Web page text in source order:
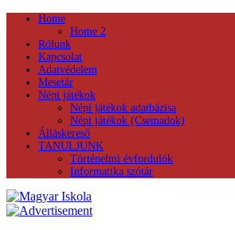
Home
Home 2
Rólunk
Kapcsolat
Adatvédelem
Mesetár
Népi játékok
Népi játékok adatbázisa
Népi játékok (Csemadok)
Álláskereső
TANULJUNK
Történelmi évfordulók
Informatika szótár